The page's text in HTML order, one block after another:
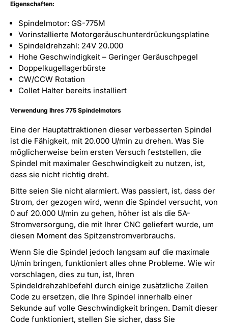
Eigenschaften:
Spindelmotor: GS-775M
Vorinstallierte Motorgeräuschunterdrückungsplatine
Spindeldrehzahl: 24V 20.000
Hohe Geschwindigkeit – Geringer Geräuschpegel
Doppelkugellagerbürste
CW/CCW Rotation
Collet Halter bereits installiert
Verwendung Ihres 775 Spindelmotors
Eine der Hauptattraktionen dieser verbesserten Spindel
ist die Fähigkeit, mit 20.000 U/min zu drehen. Was Sie
möglicherweise beim ersten Versuch feststellen, die
Spindel mit maximaler Geschwindigkeit zu nutzen, ist,
dass sie nicht richtig dreht.
Bitte seien Sie nicht alarmiert. Was passiert, ist, dass der
Strom, der gezogen wird, wenn die Spindel versucht, von
0 auf 20.000 U/min zu gehen, höher ist als die 5A-
Stromversorgung, die mit Ihrer CNC geliefert wurde, um
diesen Moment des Spitzenstromverbrauchs.
Wenn Sie die Spindel jedoch langsam auf die maximale
U/min bringen, funktioniert alles ohne Probleme. Wie wir
vorschlagen, dies zu tun, ist, Ihren
Spindeldrehzahlbefehl durch einige zusätzliche Zeilen
Code zu ersetzen, die Ihre Spindel innerhalb einer
Sekunde auf volle Geschwindigkeit bringen. Damit dieser
Code funktioniert, stellen Sie sicher, dass Sie